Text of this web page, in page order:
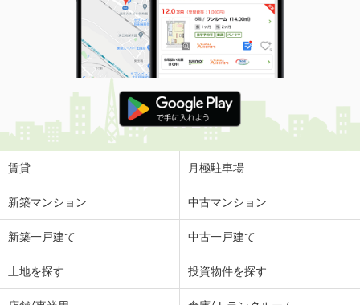
賃貸 月極駐車場
新築マンション 中古マンション
新築一戸建て 中古一戸建て
土地を探す 投資物件を探す